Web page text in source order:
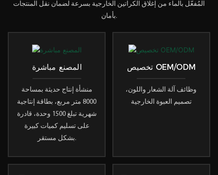
المُفعّل بالماء من إغلاق الكراتين الخارجية بسرعة لضمان نقل المنتجات
بأمان.
المصنع مباشرة
منشأة إنتاج حديثة بمساحة
8000 متر مربع، بطاقة إنتاجية
شهرية تبلغ 1500 وحدة، قادرة
على تسليم كميات كبيرة
بشكل مستقر.
تخصيص OEM/ODM
وظائف آلة الشعار واللون،
تصميم العبوة الخارجية